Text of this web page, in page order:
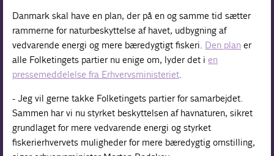
Danmark skal have en plan, der på en og samme tid sætter
rammerne for naturbeskyttelse af havet, udbygning af
vedvarende energi og mere bæredygtigt fiskeri. Den plan er
alle Folketingets partier nu enige om, lyder det ien
pressemeddelelse fra Erhvervsministeriet.
- Jeg vil gerne takke Folketingets partier for samarbejdet.
Sammen har vi nu styrket beskyttelsen af havnaturen, sikret
grundlaget for mere vedvarende energi og styrket
fiskerierhvervets muligheder for mere bæredygtig omstilling,